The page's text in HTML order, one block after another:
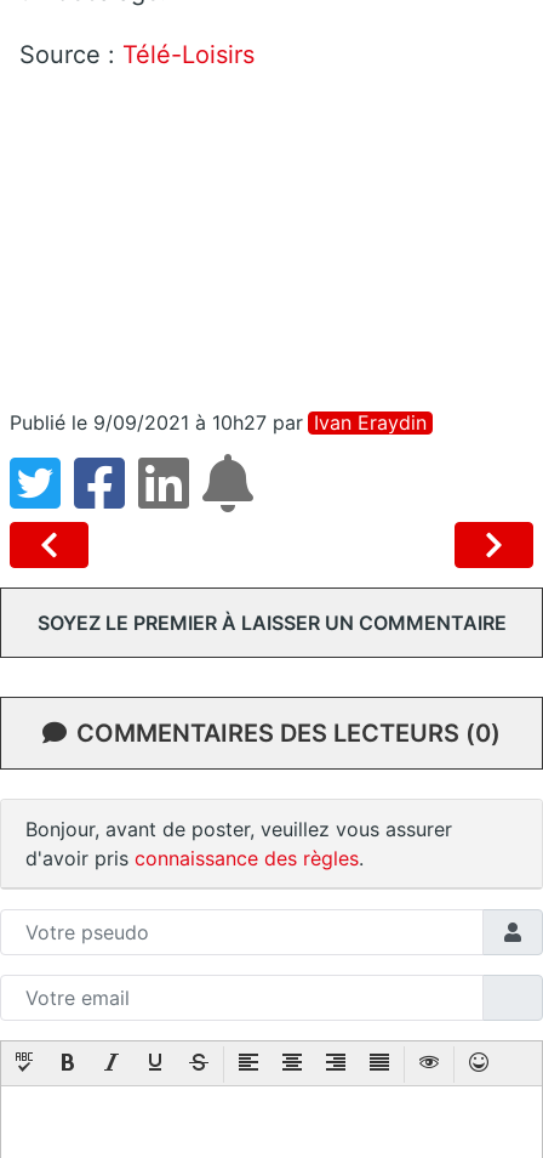
Source : Télé-Loisirs
Publié le 9/09/2021 à 10h27 par Ivan Eraydin
SOYEZ LE PREMIER À LAISSER UN COMMENTAIRE
COMMENTAIRES DES LECTEURS (0)
Bonjour, avant de poster, veuillez vous assurer
d'avoir pris connaissance des règles.